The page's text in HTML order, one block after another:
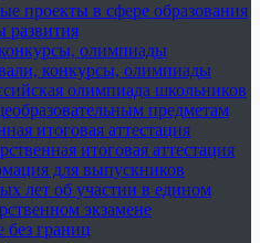
проекты в сфере образования
развития
олимпиады
конкурсы, олимпиады
олимпиада школьников
предметам
итоговая аттестация
итоговая аттестация
для выпускников
лет об участии в едином
экзамене
без границ